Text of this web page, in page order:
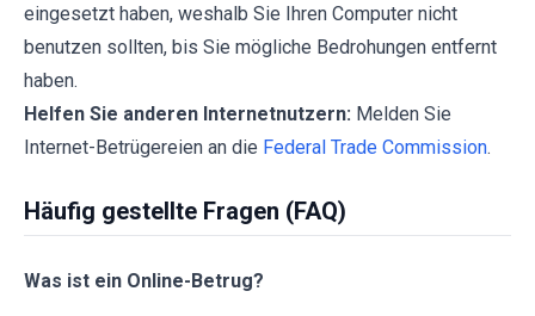
eingesetzt haben, weshalb Sie Ihren Computer nicht
benutzen sollten, bis Sie mögliche Bedrohungen entfernt
haben.
Helfen Sie anderen Internetnutzern: Melden Sie
Internet-Betrügereien an die Federal Trade Commission.
Häufig gestellte Fragen (FAQ)
Was ist ein Online-Betrug?